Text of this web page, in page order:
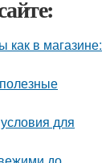
как в магазине:
для